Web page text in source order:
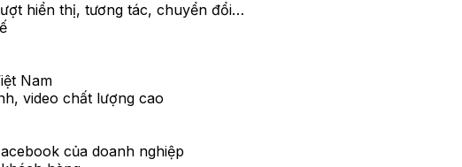
hiển thị, tương tác, chuyển đổi…
Nam
video chất lượng cao
của doanh nghiệp